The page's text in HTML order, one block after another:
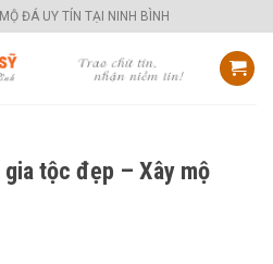
ĐÁ UY TÍN TẠI NINH BÌNH
tộc đẹp – Xây mộ